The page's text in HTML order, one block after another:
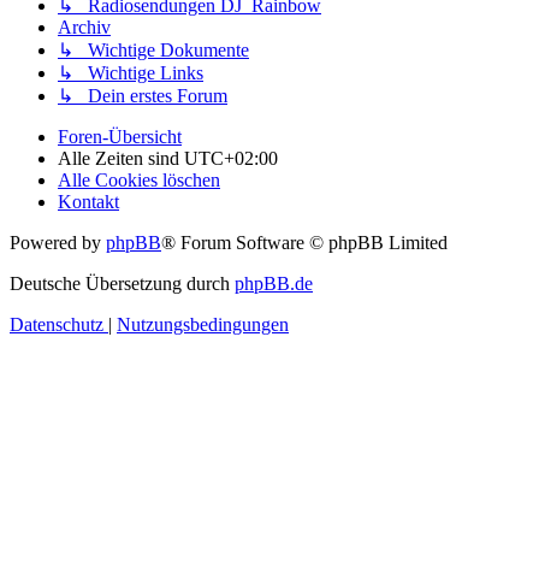
Foren-Übersicht
Alle Zeiten sindUTC+02:00
Alle Cookies löschen
Kontakt
Powered byphpBB® Forum Software © phpBB Limited
Deutsche Übersetzung durch